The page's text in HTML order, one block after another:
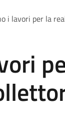
i lavori per la